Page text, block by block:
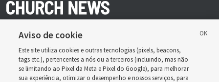
Copyright © 2026 Deseret News Publishing Company. Todos os direitos
reservados.
Aviso de cookie
Este site utiliza cookies e outras tecnologias (pixels, beacons,
tags etc.), pertencentes a nós ou a terceiros (incluindo, mas não
se limitando ao Pixel da Meta e Pixel do Google), para melhorar
sua experiência, otimizar o desempenho e nossos serviços, para